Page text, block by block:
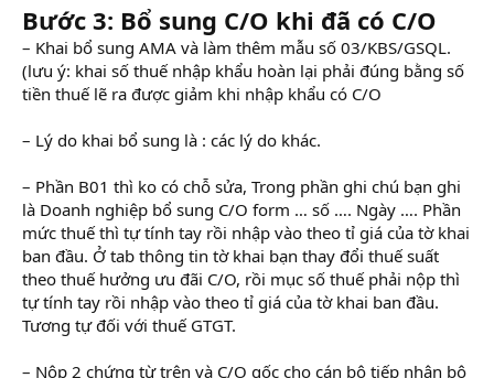
Bước 3: Bổ sung C/O khi đã có C/O
– Khai bổ sung AMA và làm thêm mẫu số 03/KBS/GSQL.
(lưu ý: khai số thuế nhập khẩu hoàn lại phải đúng bằng số
tiền thuế lẽ ra được giảm khi nhập khẩu có C/O
– Lý do khai bổ sung là : các lý do khác.
– Phần B01 thì ko có chỗ sửa, Trong phần ghi chú bạn ghi
là Doanh nghiệp bổ sung C/O form … số …. Ngày …. Phần
mức thuế thì tự tính tay rồi nhập vào theo tỉ giá của tờ khai
ban đầu. Ở tab thông tin tờ khai bạn thay đổi thuế suất
theo thuế hưởng ưu đãi C/O, rồi mục số thuế phải nộp thì
tự tính tay rồi nhập vào theo tỉ giá của tờ khai ban đầu.
Tương tự đối với thuế GTGT.
– Nộp 2 chứng từ trên và C/O gốc cho cán bộ tiếp nhận bộ